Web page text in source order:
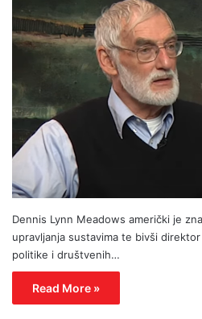
Dennis Lynn Meadows američki je
upravljanja sustavima te bivši
politike i društvenih…
Read More »